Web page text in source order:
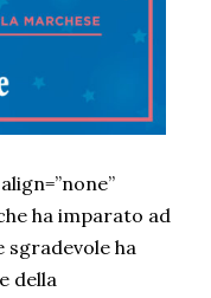
ha imparato ad
sgradevole ha
della